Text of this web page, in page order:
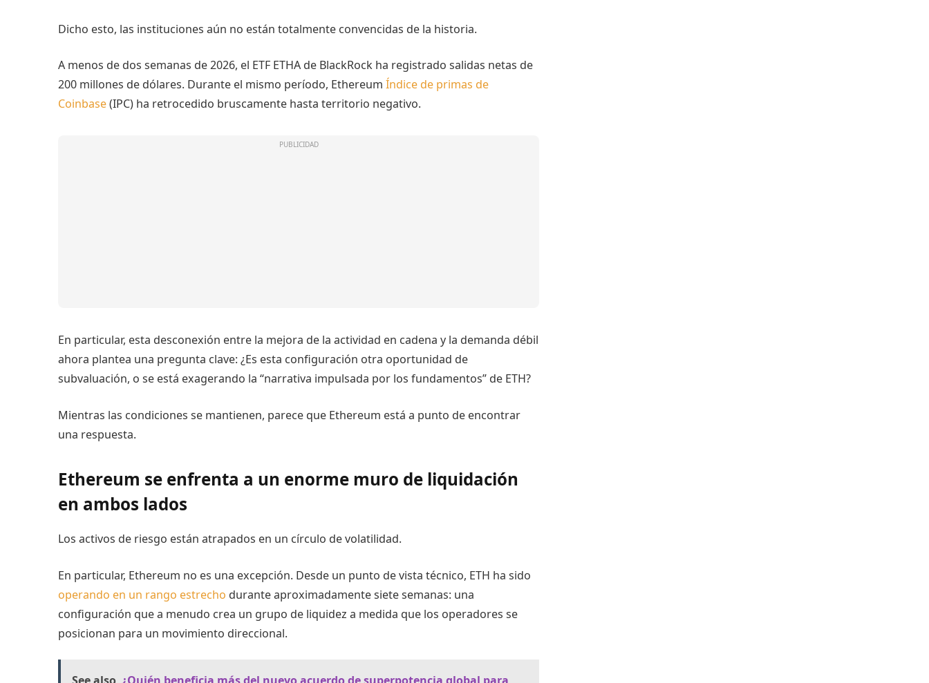
Dicho esto, las instituciones aún no están totalmente convencidas de la historia.
A menos de dos semanas de 2026, el ETF ETHA de BlackRock ha registrado salidas netas de
200 millones de dólares. Durante el mismo período, EthereumÍndice de primas de
Coinbase(IPC) ha retrocedido bruscamente hasta territorio negativo.
En particular, esta desconexión entre la mejora de la actividad en cadena y la demanda débil
ahora plantea una pregunta clave: ¿Es esta configuración otra oportunidad de
subvaluación, o se está exagerando la “narrativa impulsada por los fundamentos” de ETH?
Mientras las condiciones se mantienen, parece que Ethereum está a punto de encontrar
una respuesta.
Ethereum se enfrenta a un enorme muro de liquidación
en ambos lados
Los activos de riesgo están atrapados en un círculo de volatilidad.
En particular, Ethereum no es una excepción. Desde un punto de vista técnico, ETH ha sido
operando en un rango estrecho durante aproximadamente siete semanas: una
configuración que a menudo crea un grupo de liquidez a medida que los operadores se
posicionan para un movimiento direccional.